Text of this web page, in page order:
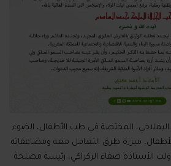
المختصة في طب الأطفال، الضوء
مبرزة طرق التعامل معه ومضاعفاته
الأستاذة صفاء الركراكي، رئيسة مصلحة